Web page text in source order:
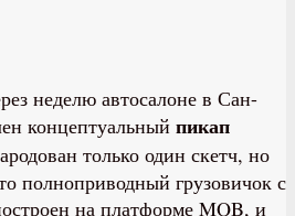
неделю автосалоне в Сан-
концептуальный пикап
только один скетч, но
полноприводный грузовичок с
на платформе MQB, и